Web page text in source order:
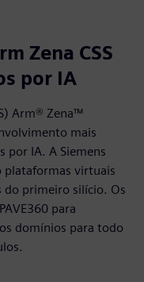
Zena CSS
por IA
Arm® Zena™
mais
por IA. A Siemens
plataformas virtuais
do primeiro silício. Os
para
domínios para todo